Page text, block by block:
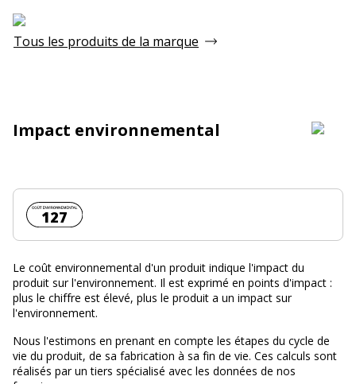
Tous les produits de la marque
Impact environnemental
Coût environnemental :
127
Le coût environnemental d'un produit indique l'impact du
produit sur l'environnement. Il est exprimé en points d'impact :
plus le chiffre est élevé, plus le produit a un impact sur
l'environnement.
Nous l'estimons en prenant en compte les étapes du cycle de
vie du produit, de sa fabrication à sa fin de vie. Ces calculs sont
réalisés par un tiers spécialisé avec les données de nos